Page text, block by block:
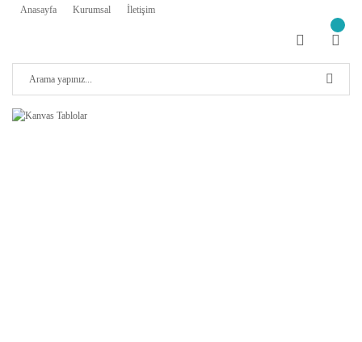
Anasayfa Kurumsal İletişim